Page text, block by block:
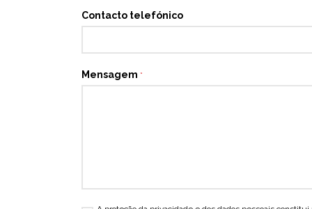
Contacto telefónico
Mensagem *